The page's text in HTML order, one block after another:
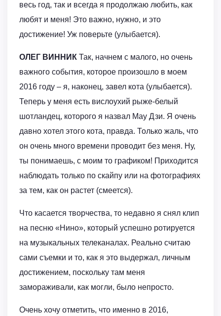
весь год, так и всегда я продолжаю любить, как
любят и меня! Это важно, нужно, и это
достижение! Уж поверьте (улыбается).
ОЛЕГ ВИННИК Так, начнем с малого, но очень
важного события, которое произошло в моем
2016 году – я, наконец, завел кота (улыбается).
Теперь у меня есть вислоухий рыже-белый
шотландец, которого я назвал Мау Дзи. Я очень
давно хотел этого кота, правда. Только жаль, что
он очень много времени проводит без меня. Ну,
ты понимаешь, с моим то графиком! Приходится
наблюдать только по скайпу или на фотографиях
за тем, как он растет (смеется).
Что касается творчества, то недавно я снял клип
на песню «Нино», который успешно ротируется
на музыкальных телеканалах. Реально считаю
сами съемки и то, как я это выдержал, личным
достижением, поскольку там меня
замораживали, как могли, было непросто.
Очень хочу отметить, что именно в 2016,